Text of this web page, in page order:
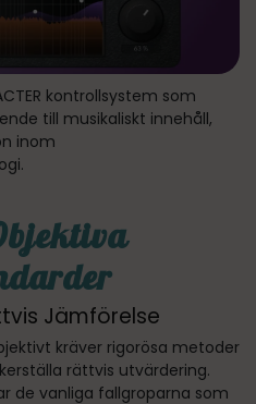
kontrollsystem som
till musikaliskt innehåll,
inom
Jämförelse
kräver rigorösa metoder
rättvis utvärdering.
de vanliga fallgroparna som